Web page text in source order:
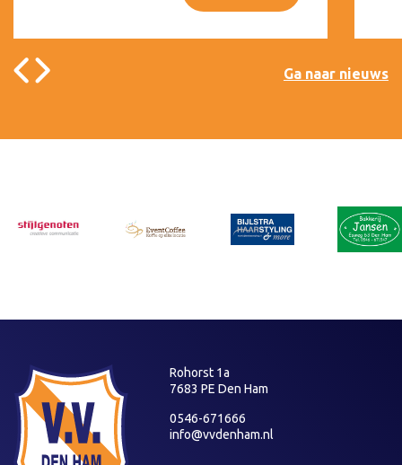
Ga naar nieuws
Rohorst 1a
7683 PE Den Ham
0546-671666
info@vvdenham.nl